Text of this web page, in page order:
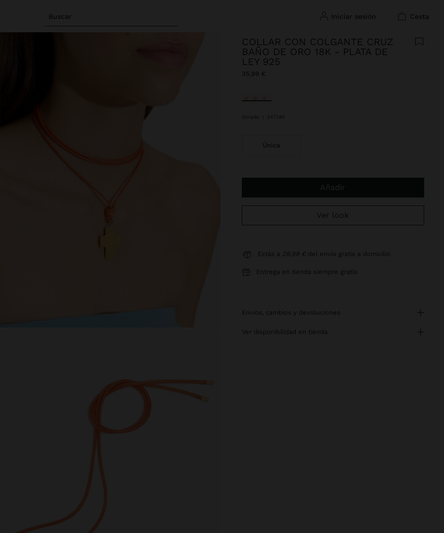
Buscar iniciar sesión cesta
COLLAR CON COLGANTE CRUZ
BAÑO DE ORO 18K - PLATA DE
LEY 925
35,99 €
Seleccionado
Dorado 247285
Única
Añadir
Ver look
Estás a 29,99 € del envío gratis a domicilio
Entrega en tienda siempre gratis
envíos, cambios y devoluciones
ver disponibilidad en tienda